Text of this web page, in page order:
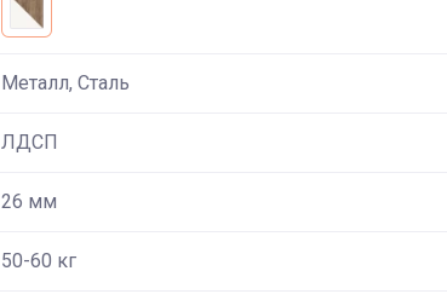
Металл, Сталь
ЛДСП
26 мм
50-60 кг